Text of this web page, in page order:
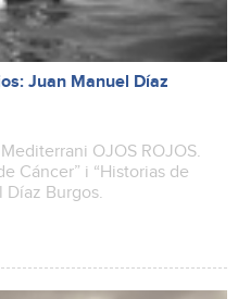
Juan Manuel Díaz
OJOS ROJOS.
Cáncer” i “Historias de
Díaz Burgos.